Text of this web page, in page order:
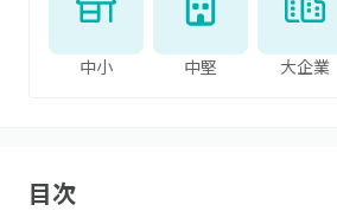
中小 中堅 大企業
目次